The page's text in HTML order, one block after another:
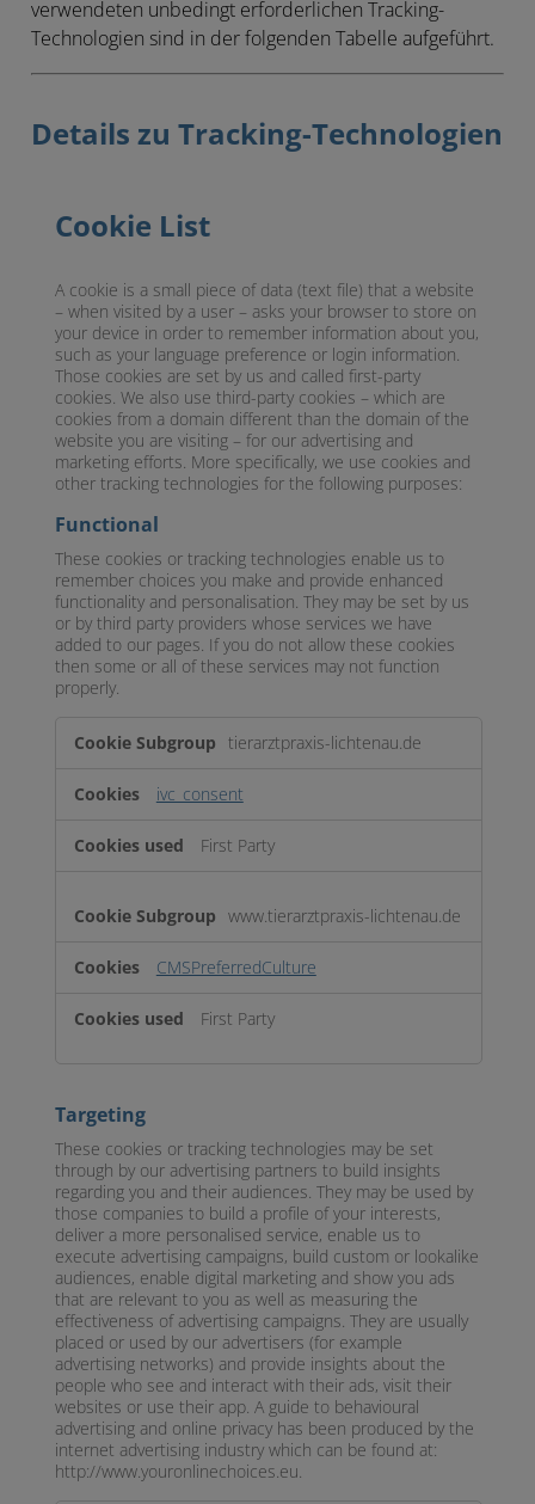
verwendeten unbedingt erforderlichen Tracking-
Technologien sind in der folgenden Tabelle aufgeführt.
Details zu Tracking-Technologien
Cookie List
A cookie is a small piece of data (text file) that a website
– when visited by a user – asks your browser to store on
your device in order to remember information about you,
such as your language preference or login information.
Those cookies are set by us and called first-party
cookies. We also use third-party cookies – which are
cookies from a domain different than the domain of the
website you are visiting – for our advertising and
marketing efforts. More specifically, we use cookies and
other tracking technologies for the following purposes:
Functional
These cookies or tracking technologies enable us to
remember choices you make and provide enhanced
functionality and personalisation. They may be set by us
or by third party providers whose services we have
added to our pages. If you do not allow these cookies
then some or all of these services may not function
properly.
tierarztpraxis-lichtenau.de
ivc_consent
First Party
www.tierarztpraxis-lichtenau.de
CMSPreferredCulture
First Party
Targeting
These cookies or tracking technologies may be set
through by our advertising partners to build insights
regarding you and their audiences. They may be used by
those companies to build a profile of your interests,
deliver a more personalised service, enable us to
execute advertising campaigns, build custom or lookalike
audiences, enable digital marketing and show you ads
that are relevant to you as well as measuring the
effectiveness of advertising campaigns. They are usually
placed or used by our advertisers (for example
advertising networks) and provide insights about the
people who see and interact with their ads, visit their
websites or use their app. A guide to behavioural
advertising and online privacy has been produced by the
internet advertising industry which can be found at:
http://www.youronlinechoices.eu.